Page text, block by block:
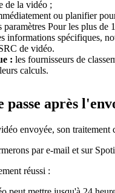
de la vidéo ;
ou planifier
paramètres Pour les plus de
informations spécifiques,
de vidéo.
: les fournisseurs de
calculs.
passe après
envoyée, son traitement
par e-mail et sur
réussi :